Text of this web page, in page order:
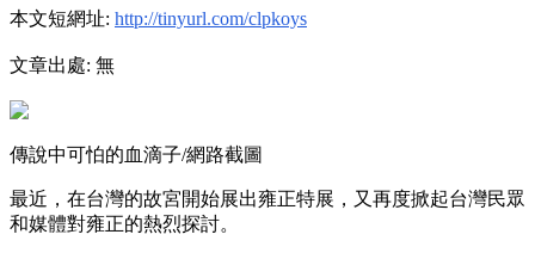
本文短網址: http://tinyurl.com/clpkoys
文章出處: 無
傳說中可怕的血滴子/網路截圖
最近，在台灣的故宮開始展出雍正特展，又再度掀起台灣民眾
和媒體對雍正的熱烈探討。